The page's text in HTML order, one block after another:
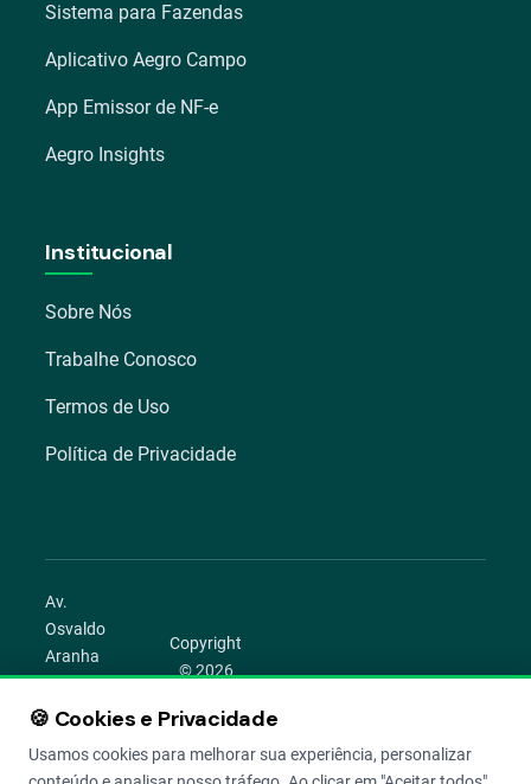
Sistema para Fazendas
Aplicativo Aegro Campo
App Emissor de NF-e
Aegro Insights
Institucional
Sobre Nós
Trabalhe Conosco
Termos de Uso
Política de Privacidade
Av.
Osvaldo
Aranha
1022 –
Bom
Porto
Copyright
© 2026
Todos os
direitos
reservados.
🍪 Cookies e Privacidade
Usamos cookies para melhorar sua experiência, personalizar